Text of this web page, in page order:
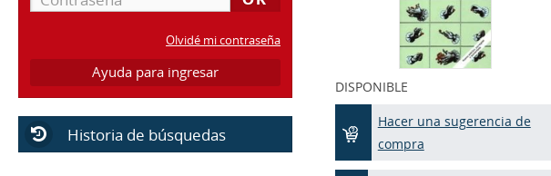
Olvidé mi contraseña
Ayuda para ingresar
Historia de búsquedas
DISPONIBLE
Hacer una sugerencia de
compra